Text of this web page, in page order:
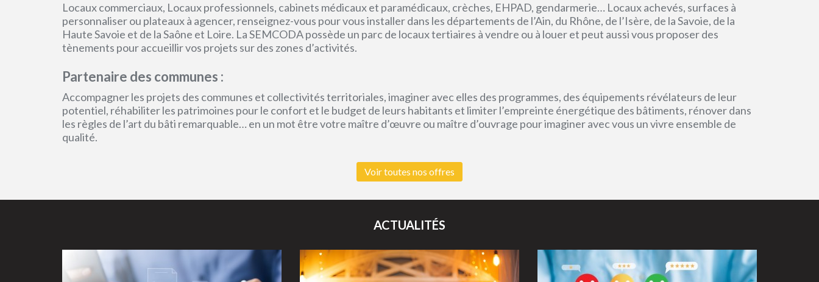
Locaux commerciaux, Locaux professionnels, cabinets médicaux et paramédicaux, crèches, EHPAD, gendarmerie… Locaux achevés, surfaces à
personnaliser ou plateaux à agencer, renseignez-vous pour vous installer dans les départements de l’Ain, du Rhône, de l’Isère, de la Savoie, de la
Haute Savoie et de la Saône et Loire. La SEMCODA possède un parc de locaux tertiaires à vendre ou à louer et peut aussi vous proposer des
tènements pour accueillir vos projets sur des zones d’activités.
Partenaire des communes :
Accompagner les projets des communes et collectivités territoriales, imaginer avec elles des programmes, des équipements révélateurs de leur
potentiel, réhabiliter les patrimoines pour le confort et le budget de leurs habitants et limiter l’empreinte énergétique des bâtiments, rénover dans
les règles de l’art du bâti remarquable… en un mot être votre maître d’œuvre ou maître d’ouvrage pour imaginer avec vous un vivre ensemble de
qualité.
Voir toutes nos offres
ACTUALITÉS